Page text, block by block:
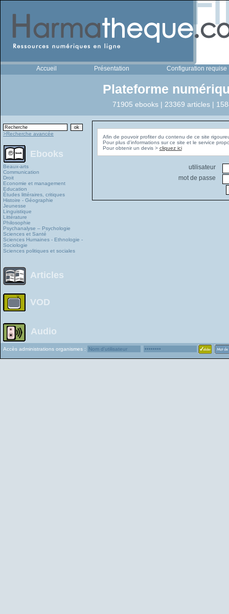
Accueil Présentation Configuration requise
Plateforme
71905 ebooks | 23369 articles |
>Recherche avancée
Ebooks
Beaux-arts
Communication
Droit
Economie et management
Education
Études littéraires, critiques
Histoire - Géographie
Jeunesse
Linguistique
Littérature
Philosophie
Psychanalyse – Psychologie
Sciences et Santé
Sciences Humaines - Ethnologie -
Sociologie
Sciences politiques et sociales
Articles
VOD
Audio
Afin de pouvoir profiter du contenu de ce site
Pour plus d'informations sur ce site et le service
Pour obtenir un devis > cliquez ici
utilisateur
mot de passe
Accès administrations organismes :